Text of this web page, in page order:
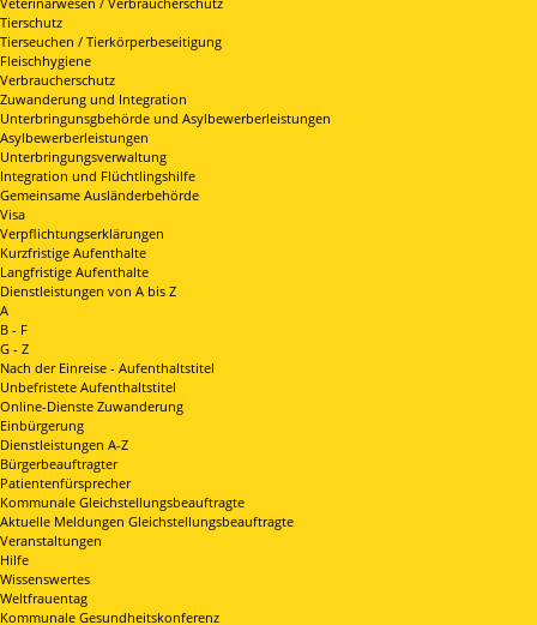
Tierschutz
Tierseuchen / Tierkörperbeseitigung
Fleischhygiene
Verbraucherschutz
Zuwanderung und Integration
Unterbringunsgbehörde und Asylbewerberleistungen
Asylbewerberleistungen
Unterbringungsverwaltung
Integration und Flüchtlingshilfe
Gemeinsame Ausländerbehörde
Visa
Verpflichtungserklärungen
Kurzfristige Aufenthalte
Langfristige Aufenthalte
Dienstleistungen von A bis Z
A
B - F
G - Z
Nach der Einreise - Aufenthaltstitel
Unbefristete Aufenthaltstitel
Online-Dienste Zuwanderung
Einbürgerung
Dienstleistungen A-Z
Bürgerbeauftragter
Patientenfürsprecher
Kommunale Gleichstellungsbeauftragte
Aktuelle Meldungen Gleichstellungsbeauftragte
Veranstaltungen
Hilfe
Wissenswertes
Weltfrauentag
Kommunale Gesundheitskonferenz